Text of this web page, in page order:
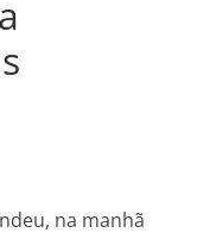
na manhã